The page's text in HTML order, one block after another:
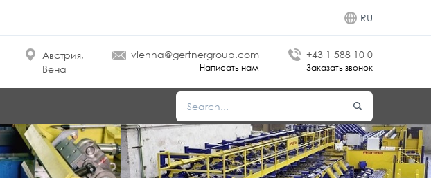
RU
Австрия,
Вена
vienna@gertnergroup.com
Написать нам
+43 1 588 10 0
Заказать звонок